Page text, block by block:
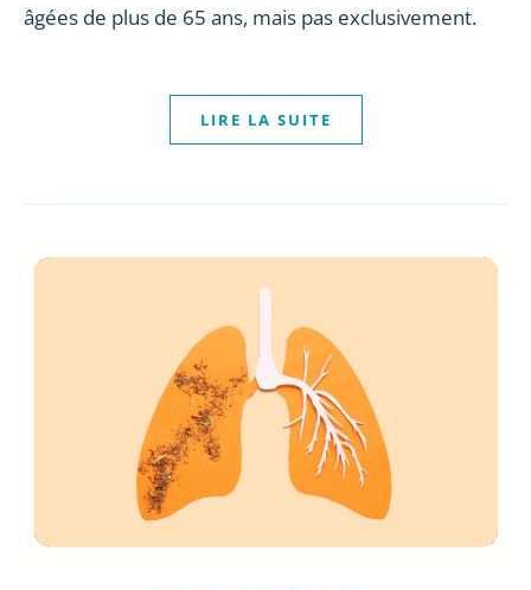
âgées de plus de 65 ans, mais pas exclusivement.
LIRE LA SUITE